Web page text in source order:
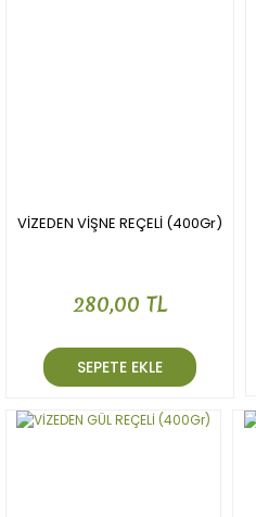
VİZEDEN VİŞNE REÇELİ (400Gr)
280,00 TL
SEPETE EKLE